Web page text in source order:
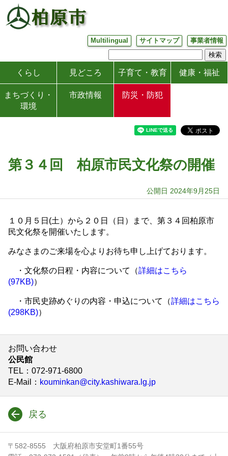
Multilingual サイトマップ 事業者情報
くらし 見どころ 子育て・教育 健康・福祉
まちづくり・
環境
市政情報 防災・防犯
第３４回 柏原市民文化祭の開催
公開日 2024年9月25日
１０月５日(土）から２０日（日）まで、第３４回柏原市
民文化祭を開催いたします。
みなさまのご来場を心よりお待ち申し上げております。
・文化祭の日程・内容について（詳細はこちら
(97KB)）
・市民史跡めぐりの内容・申込について（詳細はこちら
(298KB)）
お問い合わせ
公民館
TEL ：072-971-6800
E-Mail
： kouminkan@city.kashiwara.lg.jp
戻る
〒582-8555 大阪府柏原市安堂町1番55号